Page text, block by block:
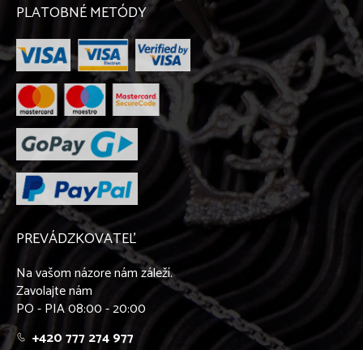
PLATOBNÉ METÓDY
PREVÁDZKOVATEĽ
Na vašom názore nám záleží.
Zavolajte nám
PO - PIA 08:00 - 20:00
+420 777 274 977